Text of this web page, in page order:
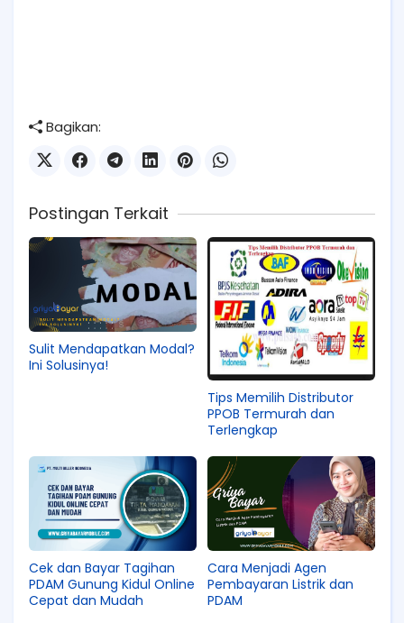
Bagikan:
Postingan Terkait
Sulit Mendapatkan Modal?
Ini Solusinya!
Tips Memilih Distributor
PPOB Termurah dan
Terlengkap
Cek dan Bayar Tagihan
PDAM Gunung Kidul Online
Cepat dan Mudah
Cara Menjadi Agen
Pembayaran Listrik dan
PDAM